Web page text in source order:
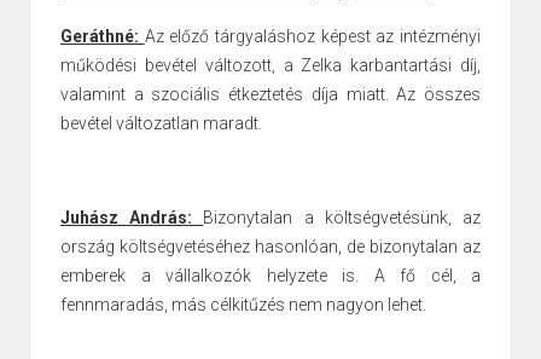
Geráthné: Az előző tárgyaláshoz képest az intézményi
működési bevétel változott, a Zelka karbantartási díj,
valamint a szociális étkeztetés díja miatt. Az összes
bevétel változatlan maradt.
Juhász András: Bizonytalan a költségvetésünk, az
ország költségvetéséhez hasonlóan, de bizonytalan az
emberek a vállalkozók helyzete is. A fő cél, a
fennmaradás, más célkitűzés nem nagyon lehet.